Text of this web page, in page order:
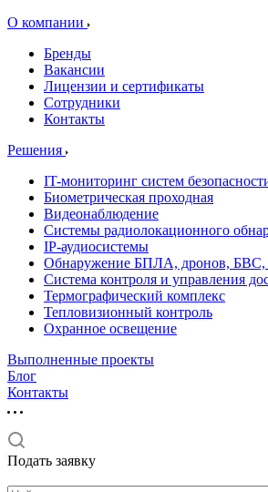
О компании
Бренды
Вакансии
Лицензии и сертификаты
Сотрудники
Контакты
Решения
IT-мониторинг систем
Биометрическая проходная
Видеонаблюдение
Системы радиолокационного
IP-аудиосистемы
Обнаружение БПЛА, дронов, БВС,
Система контроля и управления
Термографический комплекс
Тепловизионный контроль
Охранное освещение
Выполненные проекты
Блог
Контакты
Подать заявку